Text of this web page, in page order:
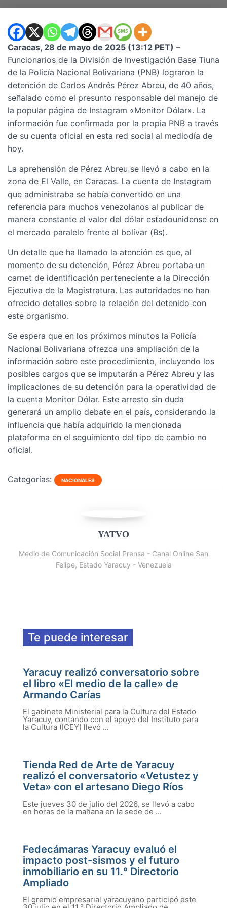
Caracas, 28 de mayo de 2025 (13:12 PET) –
Funcionarios de la División de Investigación Base Tiuna
de la Policía Nacional Bolivariana (PNB) lograron la
detención de Carlos Andrés Pérez Abreu, de 40 años,
señalado como el presunto responsable del manejo de
la popular página de Instagram «Monitor Dólar». La
información fue confirmada por la propia PNB a través
de su cuenta oficial en esta red social al mediodía de
hoy.
La aprehensión de Pérez Abreu se llevó a cabo en la
zona de El Valle, en Caracas. La cuenta de Instagram
que administraba se había convertido en una
referencia para muchos venezolanos al publicar de
manera constante el valor del dólar estadounidense en
el mercado paralelo frente al bolívar (Bs).
Un detalle que ha llamado la atención es que, al
momento de su detención, Pérez Abreu portaba un
carnet de identificación perteneciente a la Dirección
Ejecutiva de la Magistratura. Las autoridades no han
ofrecido detalles sobre la relación del detenido con
este organismo.
Se espera que en los próximos minutos la Policía
Nacional Bolivariana ofrezca una ampliación de la
información sobre este procedimiento, incluyendo los
posibles cargos que se imputarán a Pérez Abreu y las
implicaciones de su detención para la operatividad de
la cuenta Monitor Dólar. Este arresto sin duda
generará un amplio debate en el país, considerando la
influencia que había adquirido la mencionada
plataforma en el seguimiento del tipo de cambio no
oficial.
Categorías: NACIONALES
YATVO
Medio de Comunicación Social Prensa - Canal Online San
Felipe, Estado Yaracuy - Venezuela
Te puede interesar
Yaracuy realizó conversatorio sobre
el libro «El medio de la calle» de
Armando Carías
El gabinete Ministerial para la Cultura del Estado
Yaracuy, contando con el apoyo del Instituto para
la Cultura (ICEY) llevó ...
Tienda Red de Arte de Yaracuy
realizó el conversatorio «Vetustez y
Veta» con el artesano Diego Ríos
Este jueves 30 de julio del 2026, se llevó a cabo
en horas de la mañana en la sede de ...
Fedecámaras Yaracuy evaluó el
impacto post-sismos y el futuro
inmobiliario en su 11.° Directorio
Ampliado
El gremio empresarial yaracuyano participó este